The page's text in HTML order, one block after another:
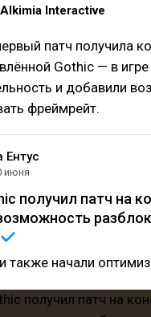
Interactive
патч получила
Gothic — в
и добавили
фреймрейт.
Ентус
июня
получил патч на
также начали